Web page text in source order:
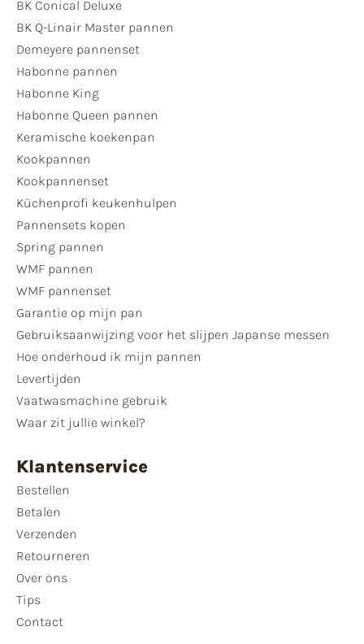
BK Conical Deluxe
BK Q-Linair Master pannen
Demeyere pannenset
Habonne pannen
Habonne King
Habonne Queen pannen
Keramische koekenpan
Kookpannen
Kookpannenset
Küchenprofi keukenhulpen
Pannensets kopen
Spring pannen
WMF pannen
WMF pannenset
Garantie op mijn pan
Gebruiksaanwijzing voor het slijpen Japanse messen
Hoe onderhoud ik mijn pannen
Levertijden
Vaatwasmachine gebruik
Waar zit jullie winkel?
Klantenservice
Bestellen
Betalen
Verzenden
Retourneren
Over ons
Tips
Contact